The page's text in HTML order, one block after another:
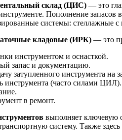
склад (ЦИС) — это
Пополнение
системы: стеллажные
кладовые (ИРК) — это
инструментом и оснасткой.
запас и документацию.
затупленного инструмента на
инструмента (часто силами ЦИЛ).
в ремонт.
выполняет ключевую
систему. Также